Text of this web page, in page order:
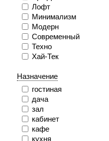
Лофт
Минимализм
Модерн
Современный
Техно
Хай-Тек
Назначение
гостиная
дача
зал
кабинет
кафе
кухня